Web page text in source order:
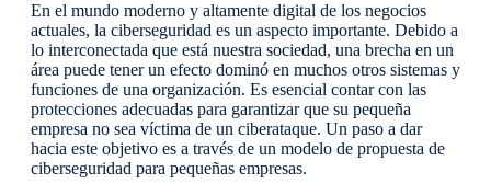
En el mundo moderno y altamente digital de los negocios
actuales, la ciberseguridad es un aspecto importante. Debido a
lo interconectada que está nuestra sociedad, una brecha en un
área puede tener un efecto dominó en muchos otros sistemas y
funciones de una organización. Es esencial contar con las
protecciones adecuadas para garantizar que su pequeña
empresa no sea víctima de un ciberataque. Un paso a dar
hacia este objetivo es a través de un modelo de propuesta de
ciberseguridad para pequeñas empresas.